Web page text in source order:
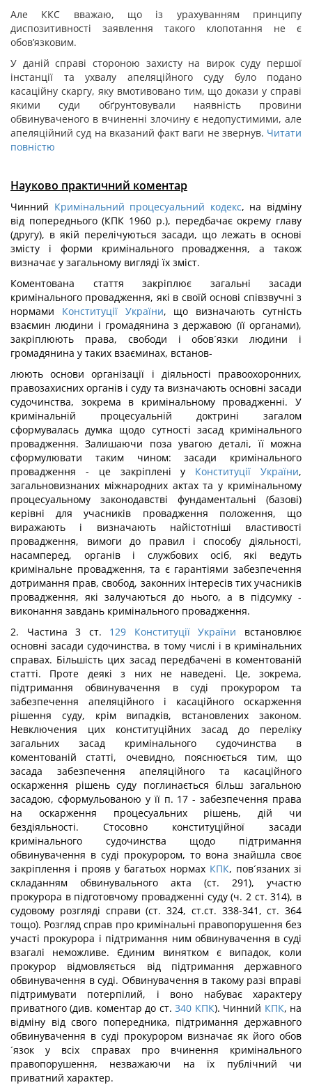
Але ККС вважаю, що із урахуванням принципу
диспозитивності заявлення такого клопотання не є
обов’язковим.
У даній справі стороною захисту на вирок суду першої
інстанції та ухвалу апеляційного суду було подано
касаційну скаргу, яку вмотивовано тим, що докази у справі
якими суди обґрунтовували наявність провини
обвинуваченого в вчиненні злочину є недопустимими, але
апеляційний суд на вказаний факт ваги не звернув. Читати
повністю
Науково практичний коментар
Чинний Кримінальний процесуальний кодекс, на відміну
від попереднього (КПК 1960 p.), передбачає окрему главу
(другу), в якій перелічуються засади, що лежать в основі
змісту і форми кримінального провадження, а також
визначає у загальному вигляді їх зміст.
Коментована стаття закріплює загальні засади
кримінального провадження, які в своїй основі співзвучні з
нормами Конституції України, що визначають сутність
взаємин людини і громадянина з державою (її органами),
закріплюють права, свободи і обов´язки людини і
громадянина у таких взаєминах, встанов-
люють основи організації і діяльності правоохоронних,
правозахисних органів і суду та визначають основні засади
судочинства, зокрема в кримінальному провадженні. У
кримінальній процесуальній доктрині загалом
сформувалась думка щодо сутності засад кримінального
провадження. Залишаючи поза увагою деталі, її можна
сформулювати таким чином: засади кримінального
провадження - це закріплені у Конституції України,
загальновизнаних міжнародних актах та у кримінальному
процесуальному законодавстві фундаментальні (базові)
керівні для учасників провадження положення, що
виражають і визначають найістотніші властивості
провадження, вимоги до правил і способу діяльності,
насамперед, органів і службових осіб, які ведуть
кримінальне провадження, та є гарантіями забезпечення
дотримання прав, свобод, законних інтересів тих учасників
провадження, які залучаються до нього, а в підсумку -
виконання завдань кримінального провадження.
2. Частина 3 ст. 129 Конституції України встановлює
основні засади судочинства, в тому числі і в кримінальних
справах. Більшість цих засад передбачені в коментованій
статті. Проте деякі з них не наведені. Це, зокрема,
підтримання обвинувачення в суді прокурором та
забезпечення апеляційного і касаційного оскарження
рішення суду, крім випадків, встановлених законом.
Невключения цих конституційних засад до переліку
загальних засад кримінального судочинства в
коментованій статті, очевидно, пояснюється тим, що
засада забезпечення апеляційного та касаційного
оскарження рішень суду поглинається більш загальною
засадою, сформульованою у її п. 17 - забезпечення права
на оскарження процесуальних рішень, дій чи
бездіяльності. Стосовно конституційної засади
кримінального судочинства щодо підтримання
обвинувачення в суді прокурором, то вона знайшла своє
закріплення і прояв у багатьох нормах КПК, пов´язаних зі
складанням обвинувального акта (ст. 291), участю
прокурора в підготовчому провадженні суду (ч. 2 ст. 314), в
судовому розгляді справи (ст. 324, ст.ст. 338-341, ст. 364
тощо). Розгляд справ про кримінальні правопорушення без
участі прокурора і підтримання ним обвинувачення в суді
взагалі неможливе. Єдиним винятком є випадок, коли
прокурор відмовляється від підтримання державного
обвинувачення в суді. Обвинувачення в такому разі вправі
підтримувати потерпілий, і воно набуває характеру
приватного (див. коментар до ст. 340 КПК). Чинний КПК, на
відміну від свого попередника, підтримання державного
обвинувачення в суді прокурором визначає як його обов
´язок у всіх справах про вчинення кримінального
правопорушення, незважаючи на їх публічний чи
приватний характер.